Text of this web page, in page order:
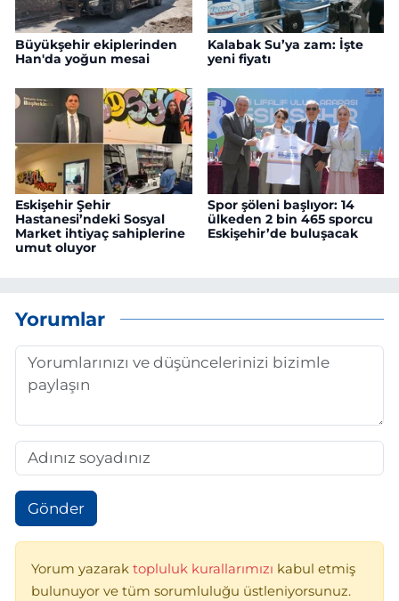
Büyükşehir ekiplerinden
Han'da yoğun mesai
Kalabak Su’ya zam: İşte
yeni fiyatı
Eskişehir Şehir
Hastanesi’ndeki Sosyal
Market ihtiyaç sahiplerine
umut oluyor
Spor şöleni başlıyor: 14
ülkeden 2 bin 465 sporcu
Eskişehir’de buluşacak
Yorumlar
Gönder
Yorum yazarak topluluk kurallarımızı kabul etmiş
bulunuyor ve tüm sorumluluğu üstleniyorsunuz.